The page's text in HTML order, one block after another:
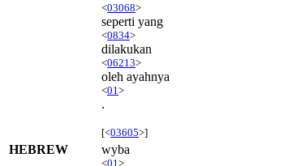
<03068>
seperti yang
<0834>
dilakukan
<06213>
oleh ayahnya
<01 >
.
[<03605>]
HEBREW wyba
<01 >